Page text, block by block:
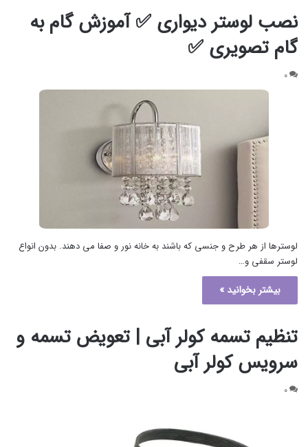
نصب لوستر دیواری ✅ آموزش گام به
گام تصویری ✅
۰
لوسترها از هر طرح و جنسی که باشند به خانه نور و صفا می دهند. بدون انواع
لوستر سقفی و…
بیشتر بخوانید »
تنظیم تسمه کولر آبی | تعویض تسمه و
سرویس کولر آبی
۰